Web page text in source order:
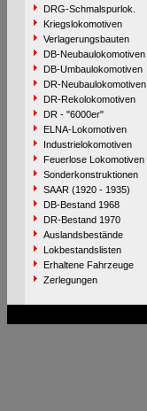
DRG-Schmalspurlok.
Kriegslokomotiven
Verlagerungsbauten
DB-Neubaulokomotiven
DB-Umbaulokomotiven
DR-Neubaulokomotiven
DR-Rekolokomotiven
DR - "6000er"
ELNA-Lokomotiven
Industrielokomotiven
Feuerlose Lokomotiven
Sonderkonstruktionen
SAAR (1920 - 1935)
DB-Bestand 1968
DR-Bestand 1970
Auslandsbestände
Lokbestandslisten
Erhaltene Fahrzeuge
Zerlegungen